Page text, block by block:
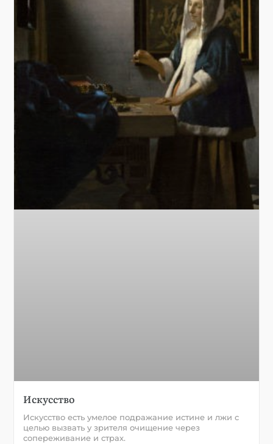
Искусство
Искусство есть умелое подражание истине и лжи с
целью вызвать у зрителя очищение через
сопереживание и страх.